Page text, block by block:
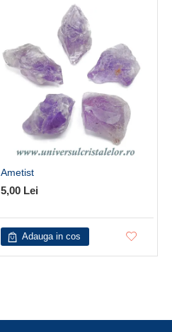
Ametist
5,00 Lei
Adauga in cos